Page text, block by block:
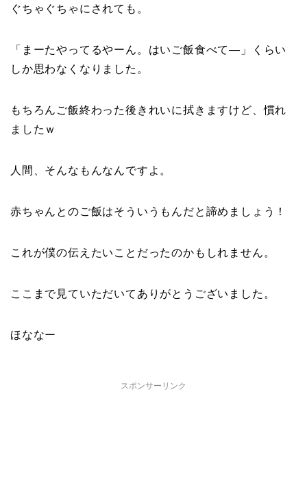
ぐちゃぐちゃにされても。
「まーたやってるやーん。はいご飯食べて―」くらい
しか思わなくなりました。
もちろんご飯終わった後きれいに拭きますけど、慣れ
ましたｗ
人間、そんなもんなんですよ。
赤ちゃんとのご飯はそういうもんだと諦めましょう！
これが僕の伝えたいことだったのかもしれません。
ここまで見ていただいてありがとうございました。
ほななー
スポンサーリンク